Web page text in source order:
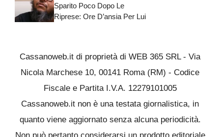
Sparito Poco Dopo Le
Riprese: Ore D’ansia Per Lui
Cassanoweb.it di proprietà di WEB 365 SRL - Via
Nicola Marchese 10, 00141 Roma (RM) - Codice
Fiscale e Partita I.V.A. 12279101005
Cassanoweb.it non è una testata giornalistica, in
quanto viene aggiornato senza alcuna periodicità.